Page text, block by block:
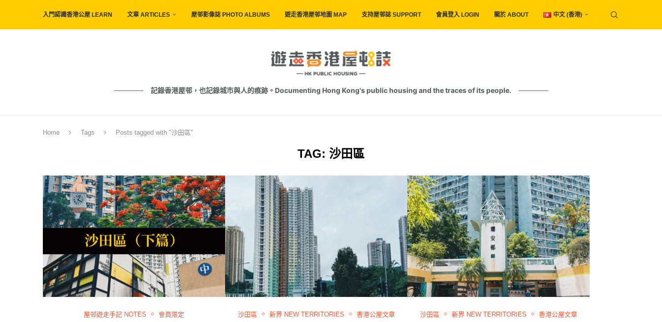
入門認識香港公屋 LEARN 文章 ARTICLES 屋邨影像誌 PHOTO ALBUMS 遊走香港屋邨地圖 MAP 支持屋邨誌 SUPPORT 會員登入 LOGIN 關於 ABOUT 中文 (香港)
記錄香港屋邨，也記錄城市與人的痕跡。Documenting Hong Kong's public housing and the traces of its people.
Home Tags Posts tagged with "沙田區"
TAG: 沙田區
屋邨遊走手記 NOTES 會員限定 沙田區 新界 NEW TERRITORIES 香港公屋文章 沙田區 新界 NEW TERRITORIES 香港公屋文章